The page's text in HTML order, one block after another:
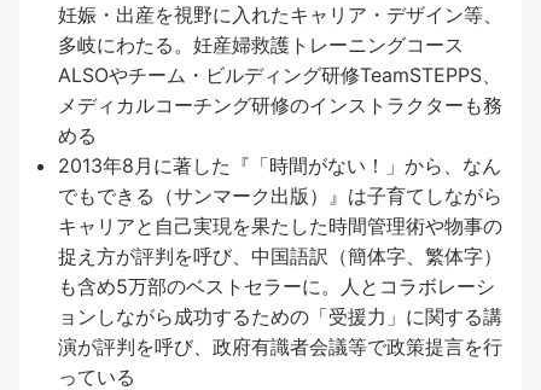
妊娠・出産を視野に入れたキャリア・デザイン等、
多岐にわたる。妊産婦救護トレーニングコース
ALSOやチーム・ビルディング研修TeamSTEPPS、
メディカルコーチング研修のインストラクターも務
める
2013年8月に著した『「時間がない！」から、なん
でもできる（サンマーク出版）』は子育てしながら
キャリアと自己実現を果たした時間管理術や物事の
捉え方が評判を呼び、中国語訳（簡体字、繁体字）
も含め5万部のベストセラーに。人とコラボレーシ
ョンしながら成功するための「受援力」に関する講
演が評判を呼び、政府有識者会議等で政策提言を行
っている